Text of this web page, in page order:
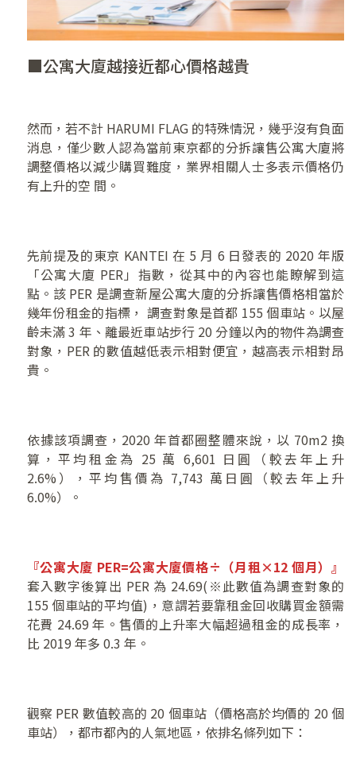
■公寓大廈越接近都心價格越貴
然而，若不計 HARUMI FLAG 的特殊情況，幾乎沒有負面
消息，僅少數人認為當前東京都的分拆讓售公寓大廈將
調整價格以減少購買難度，業界相關人士多表示價格仍
有上升的空 間。
先前提及的東京 KANTEI 在 5 月 6 日發表的 2020 年版
「公寓大廈 PER」指數，從其中的內容也能瞭解到這
點。該 PER 是調查新屋公寓大廈的分拆讓售價格相當於
幾年份租金的指標， 調查對象是首都 155 個車站。以屋
齡未滿 3 年、離最近車站步行 20 分鐘以內的物件為調查
對象，PER 的數值越低表示相對便宜，越高表示相對昂
貴。
依據該項調查，2020 年首都圈整體來說，以 70m2 換
算，平均租金為 25 萬 6,601 日圓（較去年上升
2.6%），平均售價為 7,743 萬日圓（較去年上升
6.0%）。
『公寓大廈 PER=公寓大廈價格÷ （月租 ×12 個月）』
套入數字後算出 PER 為 24.69(※此數值為調查對象的
155 個車站的平均值)，意謂若要靠租金回收購買金額需
花費 24.69 年。售價的上升率大幅超過租金的成長率，
比 2019 年多 0.3 年。
觀察 PER 數值較高的 20 個車站（價格高於均價的 20 個
車站），都市都內的人氣地區，依排名條列如下：